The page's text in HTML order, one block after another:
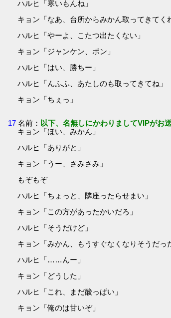
ハルヒ「寒いもんね」
キョン「なあ、台所からみかん取ってきてく
ハルヒ「やーよ、こたつ出たくない」
キョン「ジャンケン、ポン」
ハルヒ「はい、勝ちー」
ハルヒ「んふふ、あたしのも取ってきてね」
キョン「ちぇっ」
17 名前： 以下、名無しにかわりましてVIPがお
キョン「ほい、みかん」
ハルヒ「ありがと」
キョン「うー、さみさみ」
もぞもぞ
ハルヒ「ちょっと、隣座ったらせまい」
キョン「この方があったかいだろ」
ハルヒ「そうだけど」
キョン「みかん、もうすぐなくなりそうだっ
ハルヒ「……んー」
キョン「どうした」
ハルヒ「これ、まだ酸っぱい」
キョン「俺のは甘いぞ」